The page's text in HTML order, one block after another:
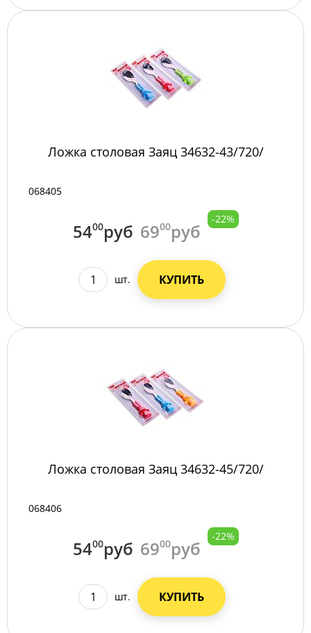
Ложка столовая Заяц 34632-43/720/
068405
5400руб 6900руб
-22%
шт. КУПИТЬ
Ложка столовая Заяц 34632-45/720/
068406
5400руб 6900руб
-22%
шт. КУПИТЬ